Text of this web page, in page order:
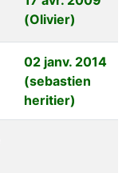
(Olivier)
02 janv. 2014
(sebastien
heritier)